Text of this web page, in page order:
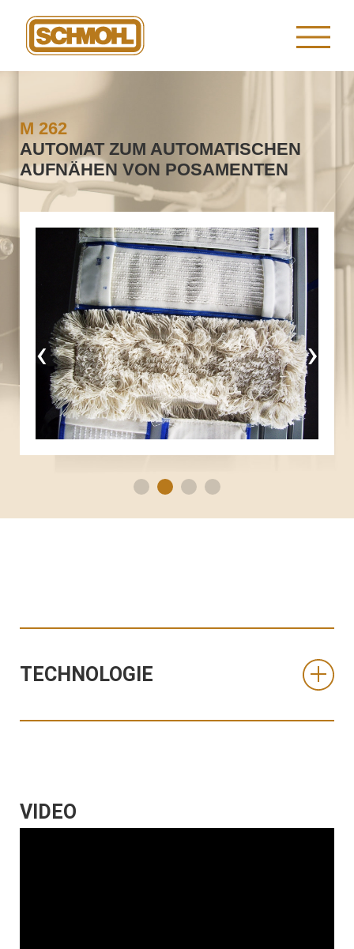
M 262
AUTOMAT ZUM AUTOMATISCHEN
AUFNÄHEN VON POSAMENTEN
‹ ›
TECHNOLOGIE
VIDEO